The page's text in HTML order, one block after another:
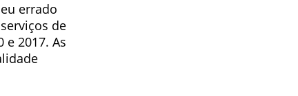
errado
de
2017. As